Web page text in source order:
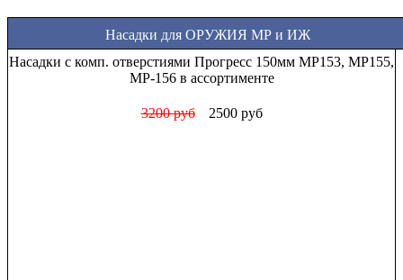
Насадки для ОРУЖИЯ МР и ИЖ
Насадки с комп. отверстиями Прогресс 150мм МР153, МР155,
МР-156 в ассортименте
3200 руб 2500 руб